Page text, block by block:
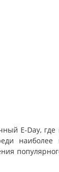
E-Day,
наиболее